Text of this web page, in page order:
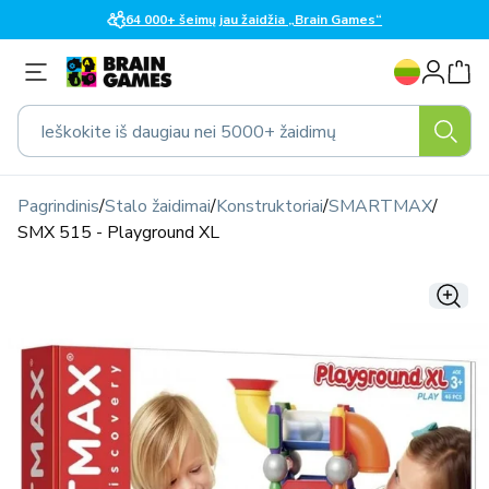
turinį
64 000+ šeimų jau žaidžia „Brain Games“
Ieškokite iš daugiau nei 5000+ žaidimų
K
a
b
a
Prisijungti
Pagrindinis/Stalo žaidimai/Konstruktoriai/SMARTMAX/
SMX 515 - Playground XL